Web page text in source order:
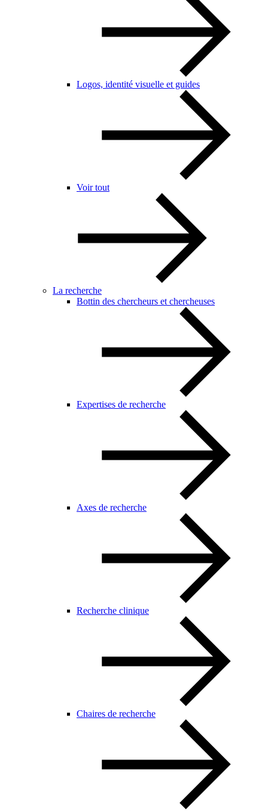
Logos, identité visuelle et guides
Voir tout
La recherche
Bottin des chercheurs et chercheuses
Expertises de recherche
Axes de recherche
Recherche clinique
Chaires de recherche